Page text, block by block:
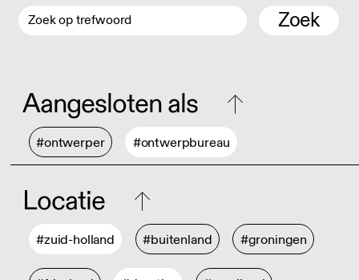
Zoek
Aangesloten als
#ontwerper #ontwerpbureau
Locatie
#zuid-holland #buitenland #groningen